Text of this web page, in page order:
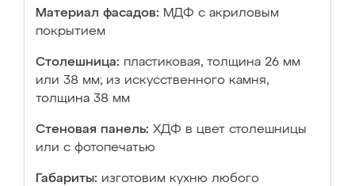
Материал фасадов: МДФ с акриловым
покрытием
Столешница: пластиковая, толщина 26 мм
или 38 мм; из искусственного камня,
толщина 38 мм
Стеновая панель: ХДФ в цвет столешницы
или с фотопечатью
Габариты: изготовим кухню любого